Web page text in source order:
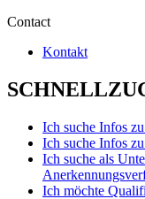
Contact
Kontakt
Ich suche Infos
Ich suche Infos
Ich suche als
Ich möchte